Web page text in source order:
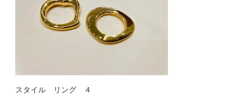
スタイル リング ４